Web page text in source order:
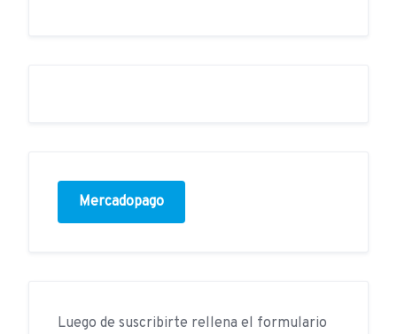
Mercadopago
Luego de suscribirte rellena el formulario